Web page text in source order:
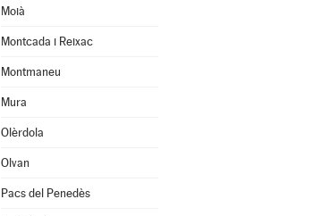
Moià
Montcada i Reixac
Montmaneu
Mura
Olèrdola
Olvan
Pacs del Penedès